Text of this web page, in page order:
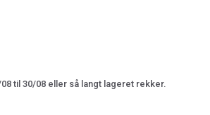
til 30/08 eller så langt lageret rekker.